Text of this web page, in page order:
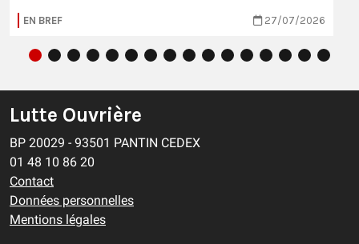
EN BREF 27/07/2026
Lutte Ouvrière
BP 20029 - 93501 PANTIN CEDEX
01 48 10 86 20
Contact
Données personnelles
Mentions légales